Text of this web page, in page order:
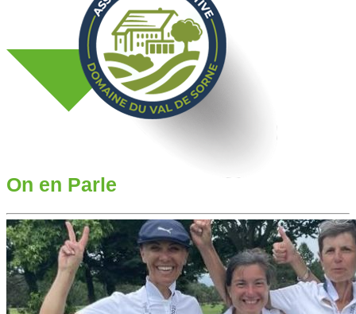
On en Parle